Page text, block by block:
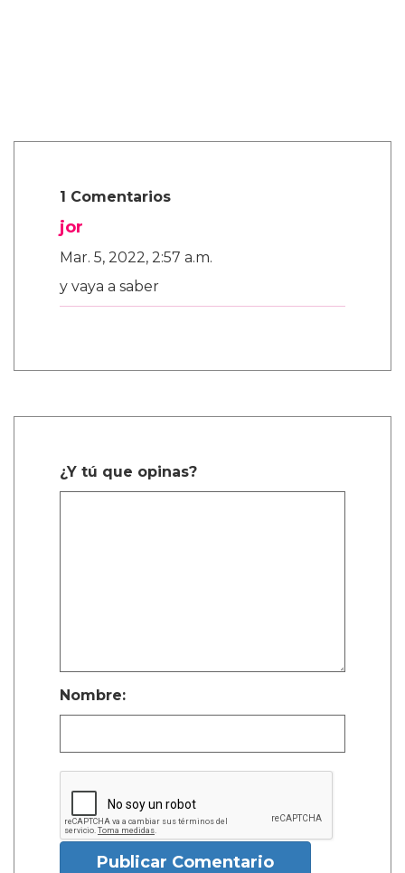
1 Comentarios
jor
Mar. 5, 2022, 2:57 a.m.
y vaya a saber
¿Y tú que opinas?
Nombre:
Publicar Comentario